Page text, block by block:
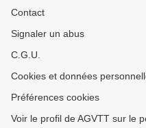
Contact
Signaler un abus
C.G.U.
Cookies et données
Préférences cookies
Voir le profil de AGVTT sur le